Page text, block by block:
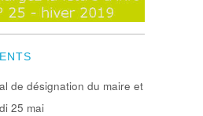
de désignation du maire et
25 mai